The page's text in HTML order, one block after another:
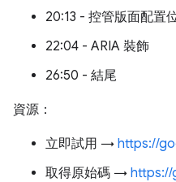
20:13 - 控管版面配置
22:04 - ARIA 裝飾
26:50 - 結尾
資源：
立即試用 → https://
取得原始碼 → https://